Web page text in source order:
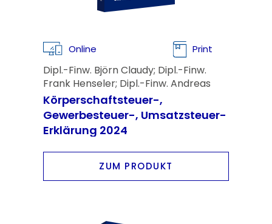
Online Print
Dipl.-Finw. Björn Claudy; Dipl.-Finw.
Frank Henseler; Dipl.-Finw. Andreas
Kümpel
Körperschaftsteuer-,
Gewerbesteuer-, Umsatzsteuer-
Erklärung 2024
ZUM PRODUKT